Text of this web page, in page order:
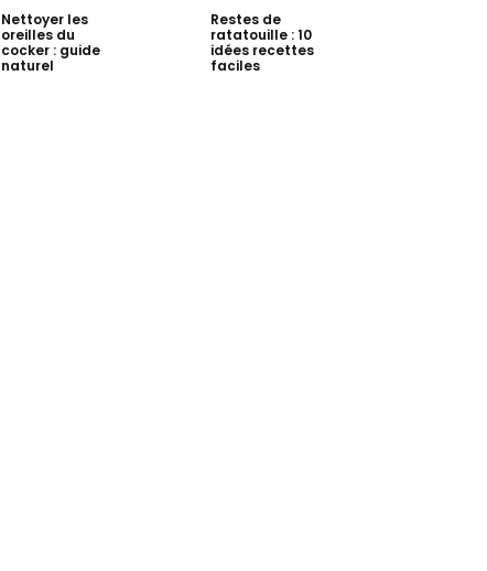
Nettoyer les
oreilles du
cocker : guide
naturel
Restes de
ratatouille : 10
idées recettes
faciles